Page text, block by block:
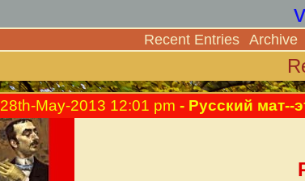
Recent Entries Archive
28th-May-2013 12:01 pm - Русский мат--